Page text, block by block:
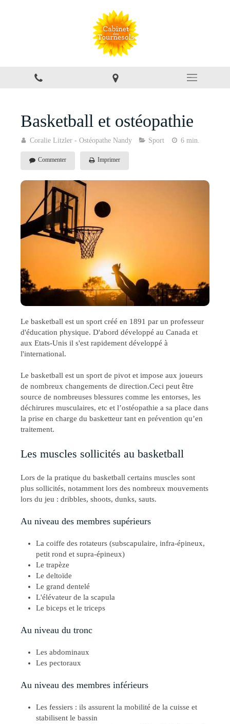
Basketball et ostéopathie
Coralie Litzler - Ostéopathe Nandy Sport 6 min.
Commenter Imprimer
Le basketball est un sport créé en 1891 par un professeur
d'éducation physique. D'abord développé au Canada et
aux Etats-Unis il s'est rapidement développé à
l'international.
Le basketball est un sport de pivot et impose aux joueurs
de nombreux changements de direction.Ceci peut être
source de nombreuses blessures comme les entorses, les
déchirures musculaires, etc et l’ostéopathie a sa place dans
la prise en charge du basketteur tant en prévention qu’en
traitement.
Les muscles sollicités au basketball
Lors de la pratique du basketball certains muscles sont
plus sollicités, notamment lors des nombreux mouvements
lors du jeu : dribbles, shoots, dunks, sauts.
Au niveau des membres supérieurs
La coiffe des rotateurs (subscapulaire, infra-épineux,
petit rond et supra-épineux)
Le trapèze
Le deltoïde
Le grand dentelé
L'élévateur de la scapula
Le biceps et le triceps
Au niveau du tronc
Les abdominaux
Les pectoraux
Au niveau des membres inférieurs
Les fessiers : ils assurent la mobilité de la cuisse et
stabilisent le bassin